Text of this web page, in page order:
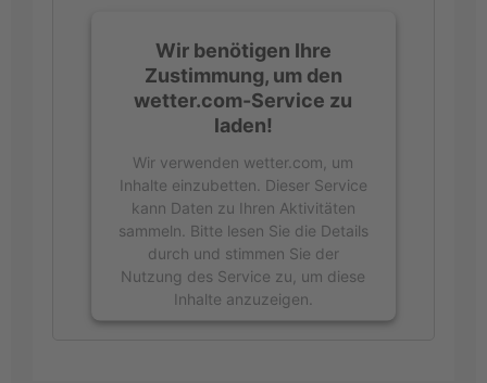
Wir benötigen Ihre
Zustimmung, um den
wetter.com-Service zu
laden!
Wir verwenden wetter.com, um
Inhalte einzubetten. Dieser Service
kann Daten zu Ihren Aktivitäten
sammeln. Bitte lesen Sie die Details
durch und stimmen Sie der
Nutzung des Service zu, um diese
Inhalte anzuzeigen.